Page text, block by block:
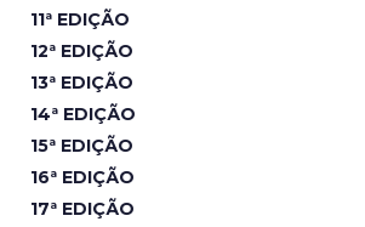
11ª EDIÇÃO
12ª EDIÇÃO
13ª EDIÇÃO
14ª EDIÇÃO
15ª EDIÇÃO
16ª EDIÇÃO
17ª EDIÇÃO